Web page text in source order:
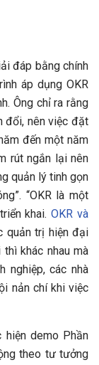
đáp bằng chính
áp dụng OKR
Ông chỉ ra rằng
đổi, nên việc đặt
đến một năm
rút ngắn lại nên
quản lý tinh gọn
“OKR là một
khai.OKR và
quản trị hiện đại
khác nhau mà
nghiệp, các nhà
nản chí khi việc
hiện demo Phần
theo tư tưởng